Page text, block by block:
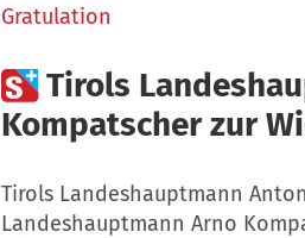
Gratulation
Tirols
Kompatscher zur
Tirols Landeshauptmann
Landeshauptmann Arno